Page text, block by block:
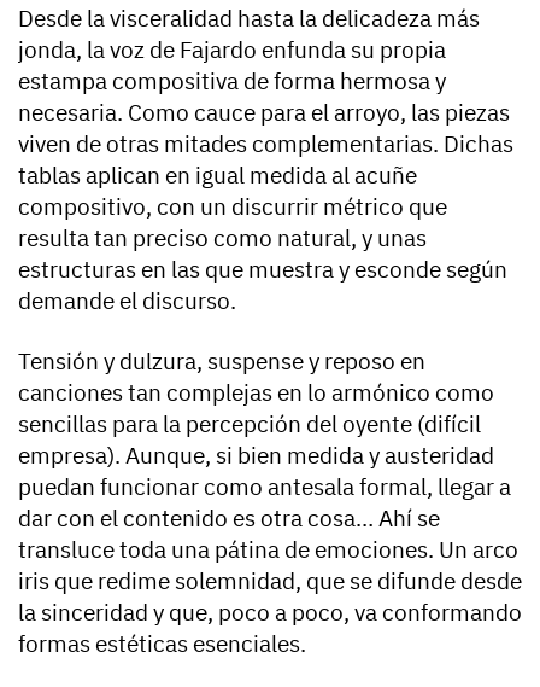
Desde la visceralidad hasta la delicadeza más
jonda, la voz de Fajardo enfunda su propia
estampa compositiva de forma hermosa y
necesaria. Como cauce para el arroyo, las piezas
viven de otras mitades complementarias. Dichas
tablas aplican en igual medida al acuñe
compositivo, con un discurrir métrico que
resulta tan preciso como natural, y unas
estructuras en las que muestra y esconde según
demande el discurso.
Tensión y dulzura, suspense y reposo en
canciones tan complejas en lo armónico como
sencillas para la percepción del oyente (difícil
empresa). Aunque, si bien medida y austeridad
puedan funcionar como antesala formal, llegar a
dar con el contenido es otra cosa… Ahí se
transluce toda una pátina de emociones. Un arco
iris que redime solemnidad, que se difunde desde
la sinceridad y que, poco a poco, va conformando
formas estéticas esenciales.